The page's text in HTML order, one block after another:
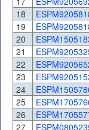
18
19
20
21
22
23
24
25
26
27